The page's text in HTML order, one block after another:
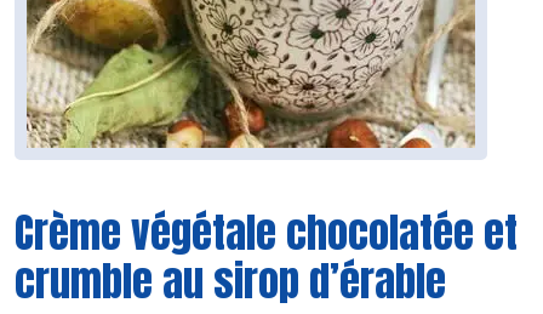
Crème végétale chocolatée et
crumble au sirop d’érable